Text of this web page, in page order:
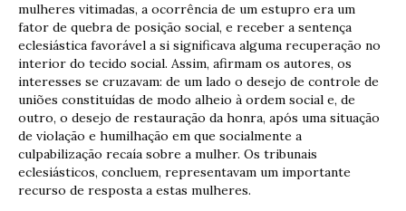
mulheres vitimadas, a ocorrência de um estupro era um
fator de quebra de posição social, e receber a sentença
eclesiástica favorável a si significava alguma recuperação no
interior do tecido social. Assim, afirmam os autores, os
interesses se cruzavam: de um lado o desejo de controle de
uniões constituídas de modo alheio à ordem social e, de
outro, o desejo de restauração da honra, após uma situação
de violação e humilhação em que socialmente a
culpabilização recaía sobre a mulher. Os tribunais
eclesiásticos, concluem, representavam um importante
recurso de resposta a estas mulheres.